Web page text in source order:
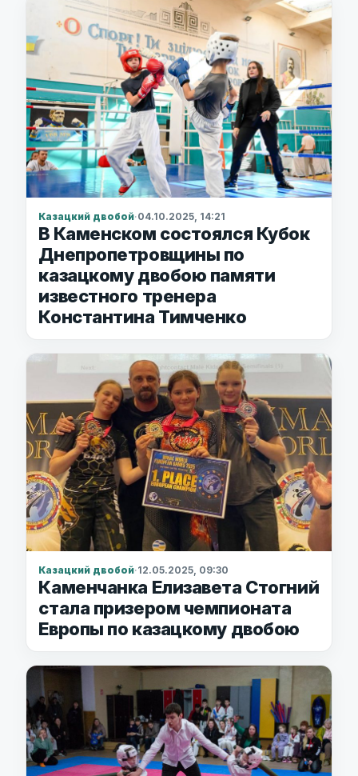
Казацкий двобой·04.10.2025, 14:21
В Каменском состоялся Кубок
Днепропетровщины по
казацкому двобою памяти
известного тренера
Константина Тимченко
Казацкий двобой·12.05.2025, 09:30
Каменчанка Елизавета Стогний
стала призером чемпионата
Европы по казацкому двобою